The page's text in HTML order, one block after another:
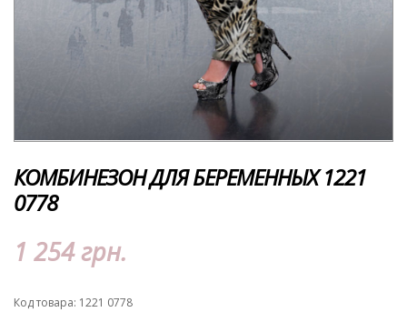
КОМБИНЕЗОН ДЛЯ БЕРЕМЕННЫХ 1221
0778
1 254 грн.
Код товара: 1221 0778